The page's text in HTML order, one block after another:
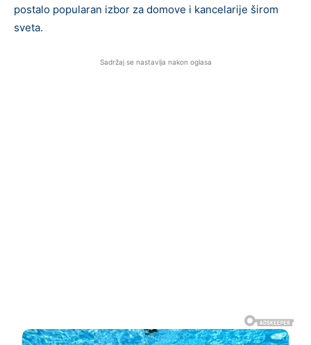
postalo popularan izbor za domove i kancelarije širom
sveta.
Sadržaj se nastavlja nakon oglasa